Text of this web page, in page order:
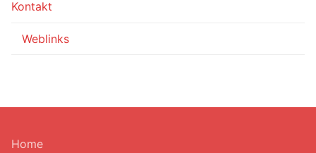
Kontakt
Weblinks
Home